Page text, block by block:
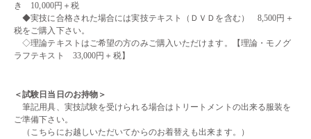
き 10,000円＋税
◆実技に合格された場合には実技テキスト（ＤＶＤを含む） 8,500円＋
税をご購入下さい。
◇理論テキストはご希望の方のみご購入いただけます。【理論・モノグ
ラフテキスト 33,000円＋税】
＜試験日当日のお持物＞
筆記用具、実技試験を受けられる場合はトリートメントの出来る服装を
ご準備下さい。
（こちらにお越しいただいてからのお着替えも出来ます。）